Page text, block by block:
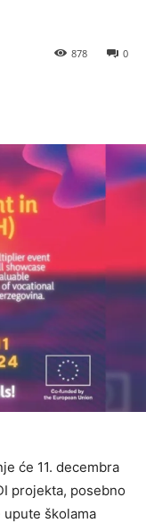
0
878
će 11. decembra
projekta, posebno
školama